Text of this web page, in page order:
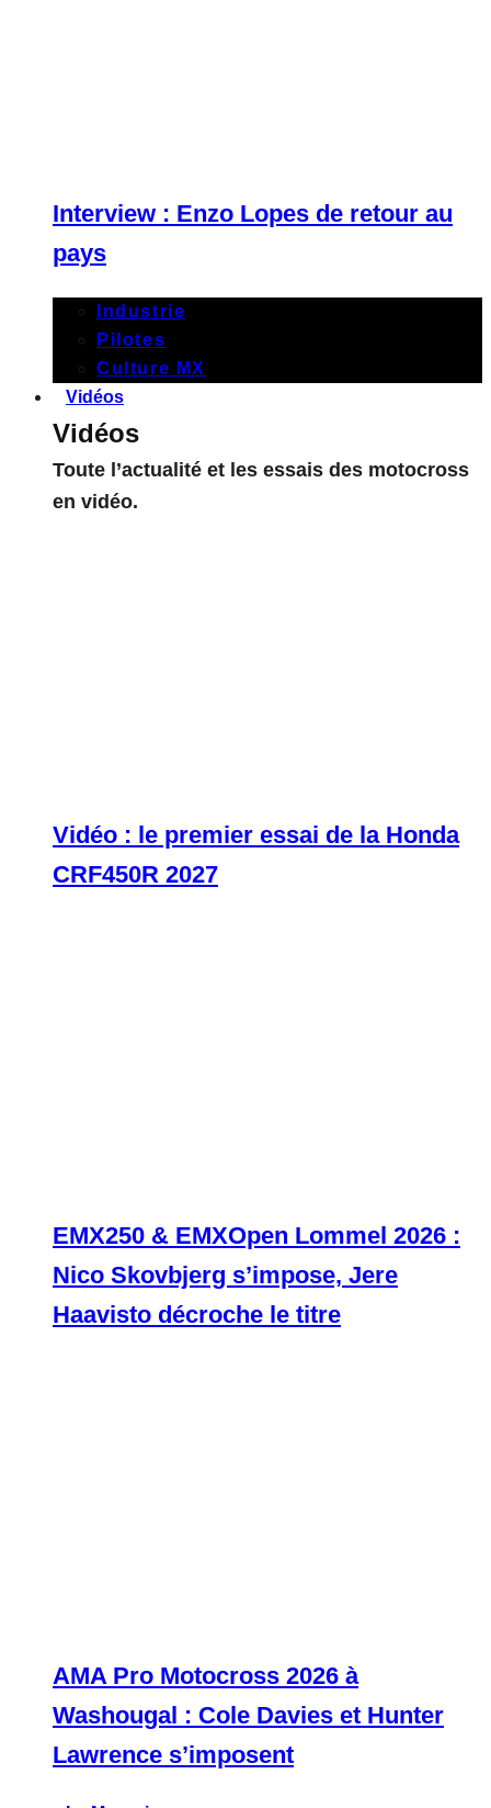
Interview : Enzo Lopes de retour au
pays
Industrie
Pilotes
Culture MX
Vidéos
Vidéos
Toute l’actualité et les essais des motocross
en vidéo.
Vidéo : le premier essai de la Honda
CRF450R 2027
EMX250 & EMXOpen Lommel 2026 :
Nico Skovbjerg s’impose, Jere
Haavisto décroche le titre
AMA Pro Motocross 2026 à
Washougal : Cole Davies et Hunter
Lawrence s’imposent